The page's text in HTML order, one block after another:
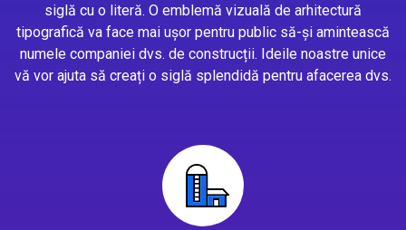
siglă cu o literă. O emblemă vizuală de arhitectură
tipografică va face mai ușor pentru public să-și amintească
numele companiei dvs. de construcții. Ideile noastre unice
vă vor ajuta să creați o siglă splendidă pentru afacerea dvs.